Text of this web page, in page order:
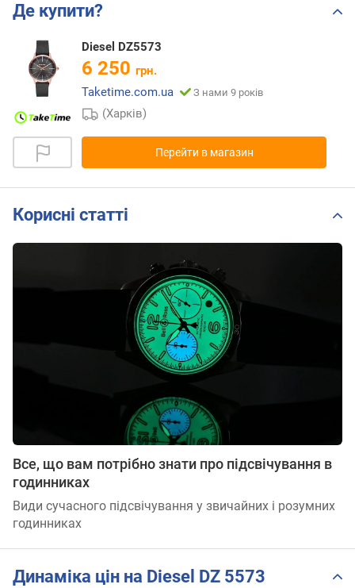
Де купити?
Diesel DZ5573
6 250 грн.
Taketime.com.ua
З нами 9 років
(Харків)
Перейти в магазин
Корисні статті
Все, що вам потрібно знати про підсвічування в
годинниках
Види сучасного підсвічування у звичайних і розумних
годинниках
Динаміка цін на Diesel DZ 5573